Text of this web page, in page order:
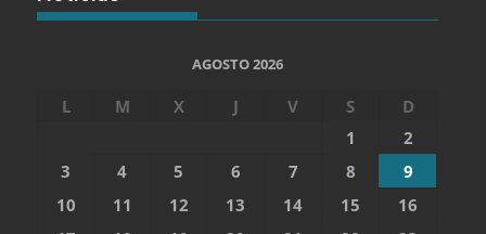
AGOSTO 2026
L M X J V S
D
1
2
3
4 5 6 7 8
9
10
11 12 13 14 15
16